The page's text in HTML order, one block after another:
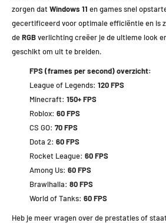
zorgen datWindows 11 en games snel
gecertificeerd voor optimale efficiëntie en is
deRGBverlichting creëer je de ultieme look
geschikt om uit te breiden.
FPS (frames per second) overzicht:
League of Legends: 120 FPS
Minecraft: 150+ FPS
Roblox: 60 FPS
CS GO: 70 FPS
Dota 2: 60 FPS
Rocket League: 60 FPS
Among Us: 60 FPS
Brawlhalla: 80 FPS
World of Tanks: 60 FPS
Heb je meer vragen over de prestaties of